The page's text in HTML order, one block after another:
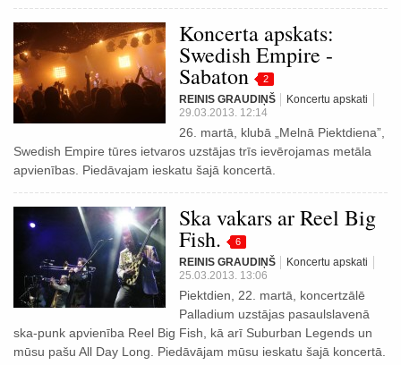
Koncerta apskats:
Swedish Empire -
Sabaton 2
REINIS GRAUDIŅŠ
Koncertu apskati
29.03.2013. 12:14
26. martā, klubā „Melnā Piektdiena”,
Swedish Empire tūres ietvaros uzstājas trīs ievērojamas metāla
apvienības. Piedāvajam ieskatu šajā koncertā.
Ska vakars ar Reel Big
Fish. 6
REINIS GRAUDIŅŠ
Koncertu apskati
25.03.2013. 13:06
Piektdien, 22. martā, koncertzālē
Palladium uzstājas pasaulslavenā
ska-punk apvienība Reel Big Fish, kā arī Suburban Legends un
mūsu pašu All Day Long. Piedāvājam mūsu ieskatu šajā koncertā.